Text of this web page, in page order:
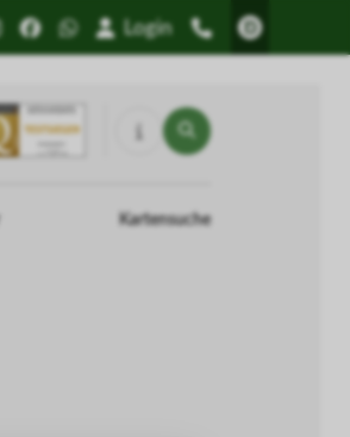
Login
Kartensuche